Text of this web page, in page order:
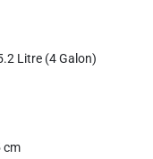
Litre (4 Galon)
cm